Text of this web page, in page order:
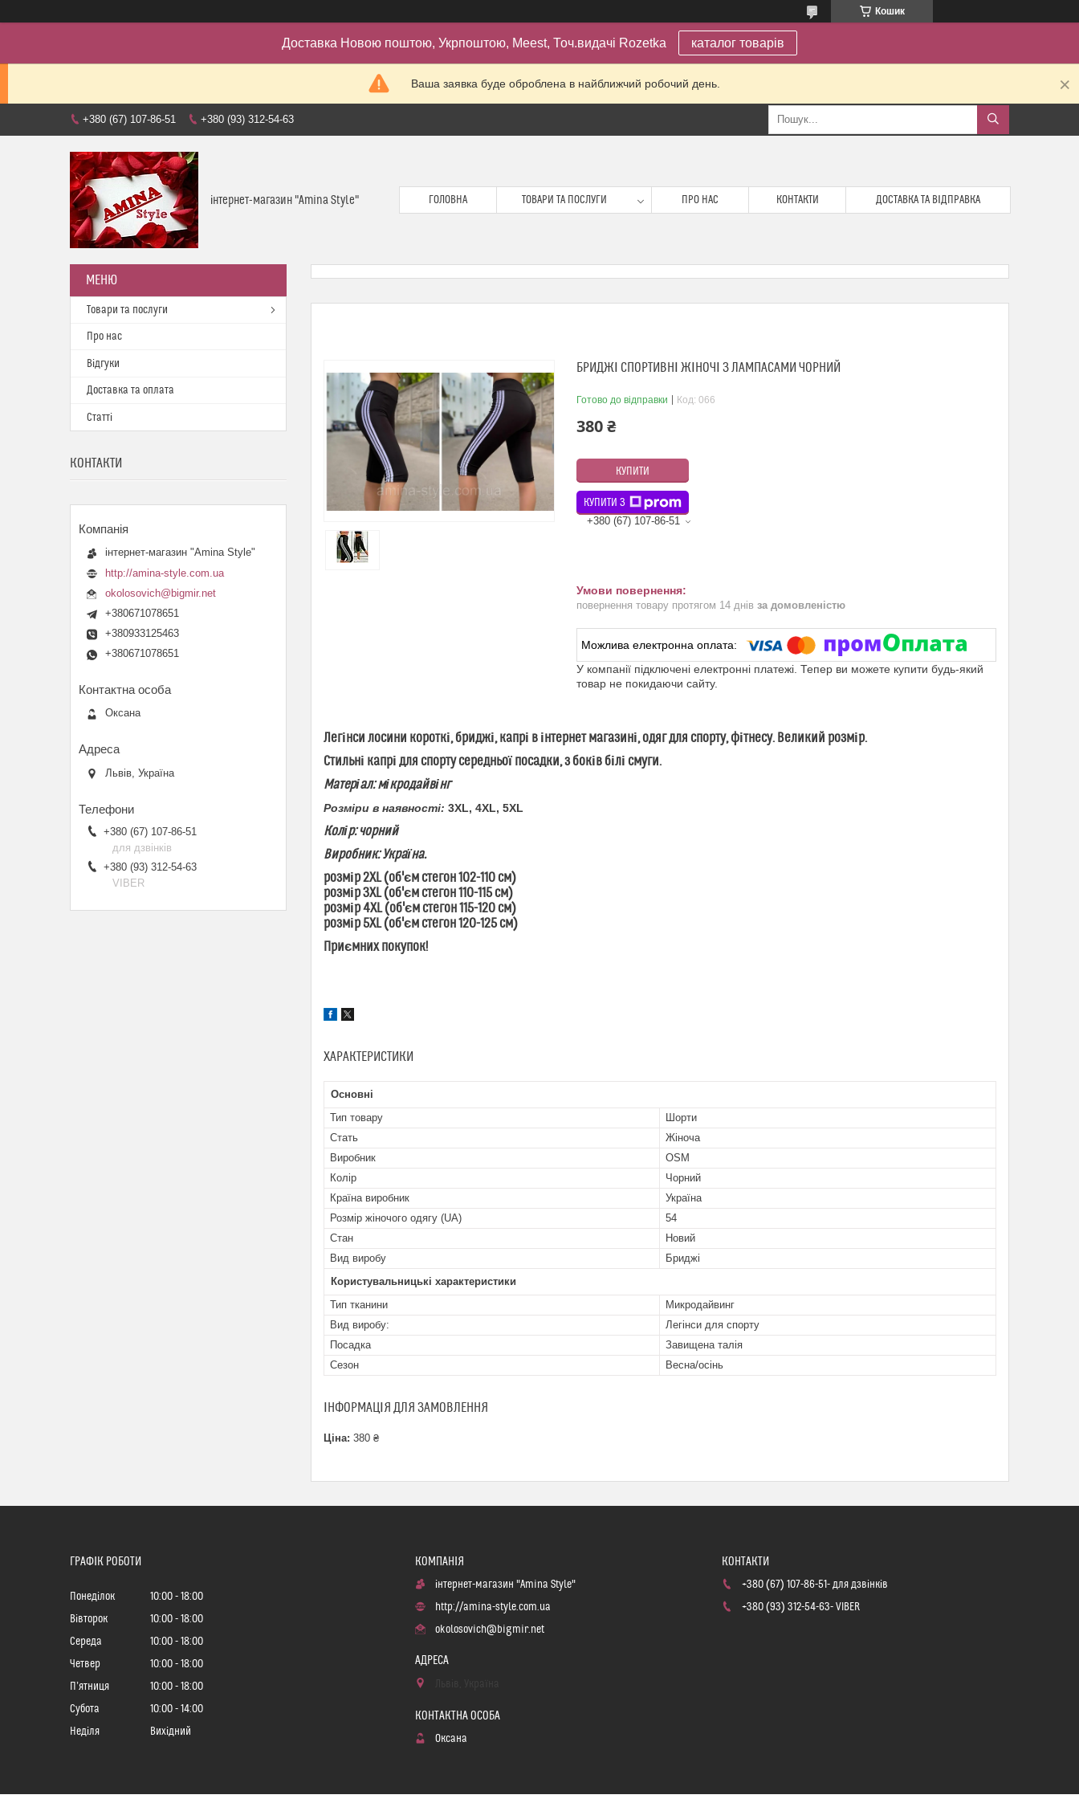
Кошик
Доставка Новою поштою, Укрпоштою, Meest, Точ.видачі Rozetka каталог товарів
Ваша заявка буде оброблена в найближчий робочий день.
+380 (67) 107-86-51 +380 (93) 312-54-63
інтернет-магазин "Amina Style" ГОЛОВНА ТОВАРИ ТА ПОСЛУГИ ПРО НАС КОНТАКТИ ДОСТАВКА ТА ВІДПРАВКА
БРИДЖІ СПОРТИВНІ ЖІНОЧІ З ЛАМПАСАМИ ЧОРНИЙ
Готово до відправки Код: 066
380 ₴
КУПИТИ
КУПИТИ З
+380 (67) 107-86-51
повернення товару протягом 14 днів за домовленістю
У компанії підключені електронні платежі. Тепер ви можете купити будь-який
товар не покидаючи сайту.
Легінси лосини короткі, бриджі, капрі в інтернет магазині, одяг для спорту, фітнесу. Великий розмір.
Стильні капрі для спорту середньої посадки, з боків білі смуги.
Матеріал: мікродайвінг
Розміри в наявності: 3XL, 4XL, 5XL
Колір: чорний
Виробник: Україна.
розмір 2XL (об'єм стегон 102-110 см)
розмір 3XL (об'єм стегон 110-115 см)
розмір 4XL (об'єм стегон 115-120 см)
розмір 5XL (об'єм стегон 120-125 см)
Приємних покупок!
ХАРАКТЕРИСТИКИ
Основні
Тип товару
Шорти
Стать
Жіноча
Виробник
OSM
Колір
Чорний
Країна виробник
Україна
Розмір жіночого одягу (UA)
54
Стан
Новий
Вид виробу
Бриджі
Користувальницькі характеристики
Тип тканини
Микродайвинг
Вид виробу:
Легінси для спорту
Посадка
Завищена талія
Сезон
Весна/осінь
ІНФОРМАЦІЯ ДЛЯ ЗАМОВЛЕННЯ
Ціна: 380 ₴
Товари та послуги
Про нас
Відгуки
Доставка та оплата
Статті
КОНТАКТИ
інтернет-магазин "Amina Style"
http://amina-style.com.ua
okolosovich@bigmir.net
+380671078651
+380933125463
+380671078651
Оксана
Львів, Україна
+380 (67) 107-86-51
для дзвінків
+380 (93) 312-54-63
VIBER
ГРАФІК РОБОТИ
Понеділок 10:00
18:00
Вівторок
10:00
18:00
Середа
10:00
18:00
Четвер
10:00
18:00
Пʼятниця
10:00
18:00
Субота
10:00
14:00
Неділя
Вихідний
інтернет-магазин "Amina Style"
http://amina-style.com.ua
okolosovich@bigmir.net
Оксана
+380 (67) 107-86-51 для дзвінків
+380 (93) 312-54-63 VIBER